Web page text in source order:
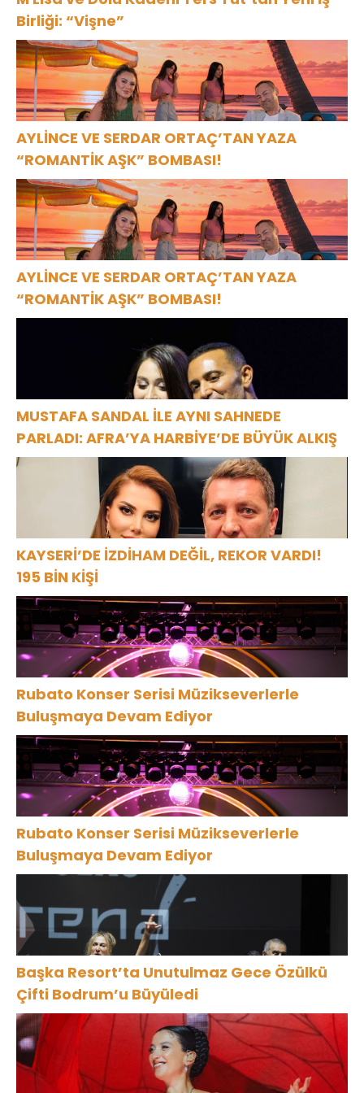
Birliği: “Vişne”
AYLİNCE VE SERDAR ORTAÇ’TAN YAZA
“ROMANTİK AŞK” BOMBASI!
AYLİNCE VE SERDAR ORTAÇ’TAN YAZA
“ROMANTİK AŞK” BOMBASI!
MUSTAFA SANDAL İLE AYNI SAHNEDE
PARLADI: AFRA’YA HARBİYE’DE BÜYÜK ALKIŞ
KAYSERİ’DE İZDİHAM DEĞİL, REKOR VARDI!
195 BİN KİŞİ
Rubato Konser Serisi Müzikseverlerle
Buluşmaya Devam Ediyor
Rubato Konser Serisi Müzikseverlerle
Buluşmaya Devam Ediyor
Başka Resort’ta Unutulmaz Gece Özülkü
Çifti Bodrum’u Büyüledi